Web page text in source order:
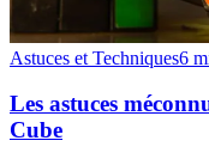
Astuces et Techniques6
Les astuces
Cube